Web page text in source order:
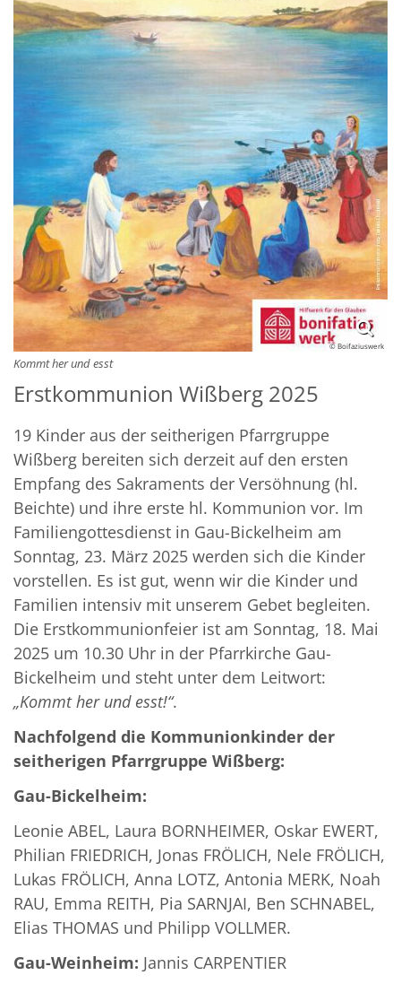
© Boifaziuswerk
Kommt her und esst
Erstkommunion Wißberg 2025
19 Kinder aus der seitherigen Pfarrgruppe
Wißberg bereiten sich derzeit auf den ersten
Empfang des Sakraments der Versöhnung (hl.
Beichte) und ihre erste hl. Kommunion vor. Im
Familiengottesdienst in Gau-Bickelheim am
Sonntag, 23. März 2025 werden sich die Kinder
vorstellen. Es ist gut, wenn wir die Kinder und
Familien intensiv mit unserem Gebet begleiten.
Die Erstkommunionfeier ist am Sonntag, 18. Mai
2025 um 10.30 Uhr in der Pfarrkirche Gau-
Bickelheim und steht unter dem Leitwort:
„Kommt her und esst!“.
Nachfolgend die Kommunionkinder der
seitherigen Pfarrgruppe Wißberg:
Gau-Bickelheim:
Leonie ABEL, Laura BORNHEIMER, Oskar EWERT,
Philian FRIEDRICH, Jonas FRÖLICH, Nele FRÖLICH,
Lukas FRÖLICH, Anna LOTZ, Antonia MERK, Noah
RAU, Emma REITH, Pia SARNJAI, Ben SCHNABEL,
Elias THOMAS und Philipp VOLLMER.
Gau-Weinheim: Jannis CARPENTIER